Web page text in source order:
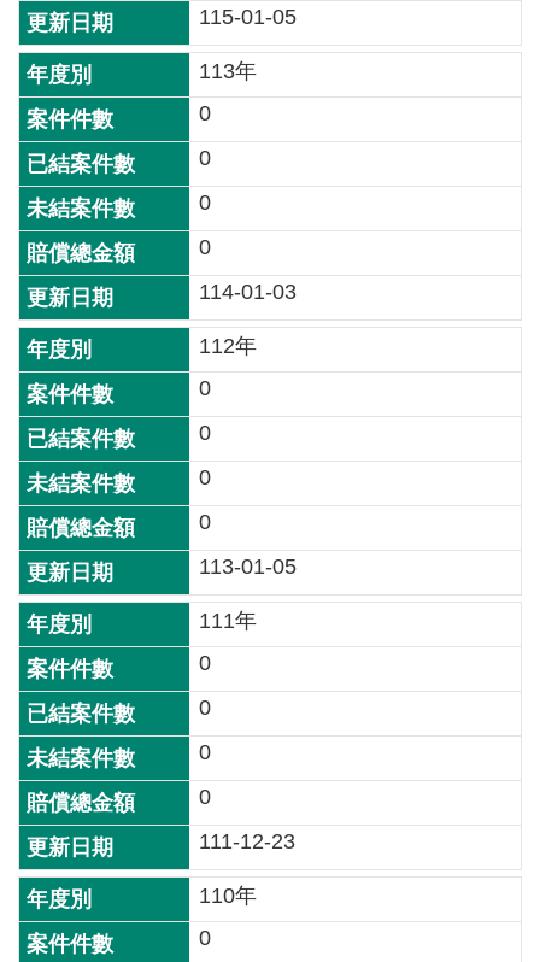
認
識
本
處
便
民
服
務
重
要
工
程
公
告
訊
息
檔
案
專
區
政
風
橋
梁
資
訊
公
開
115-01-05
113年
0
0
0
0
114-01-03
112年
0
0
0
0
113-01-05
111年
0
0
0
0
111-12-23
110年
0